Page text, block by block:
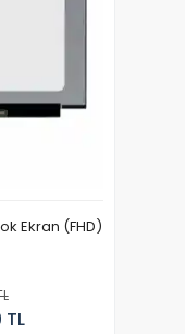
Ekran (FHD)
TL